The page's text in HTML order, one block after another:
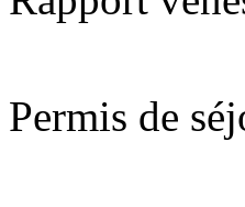
Permis de